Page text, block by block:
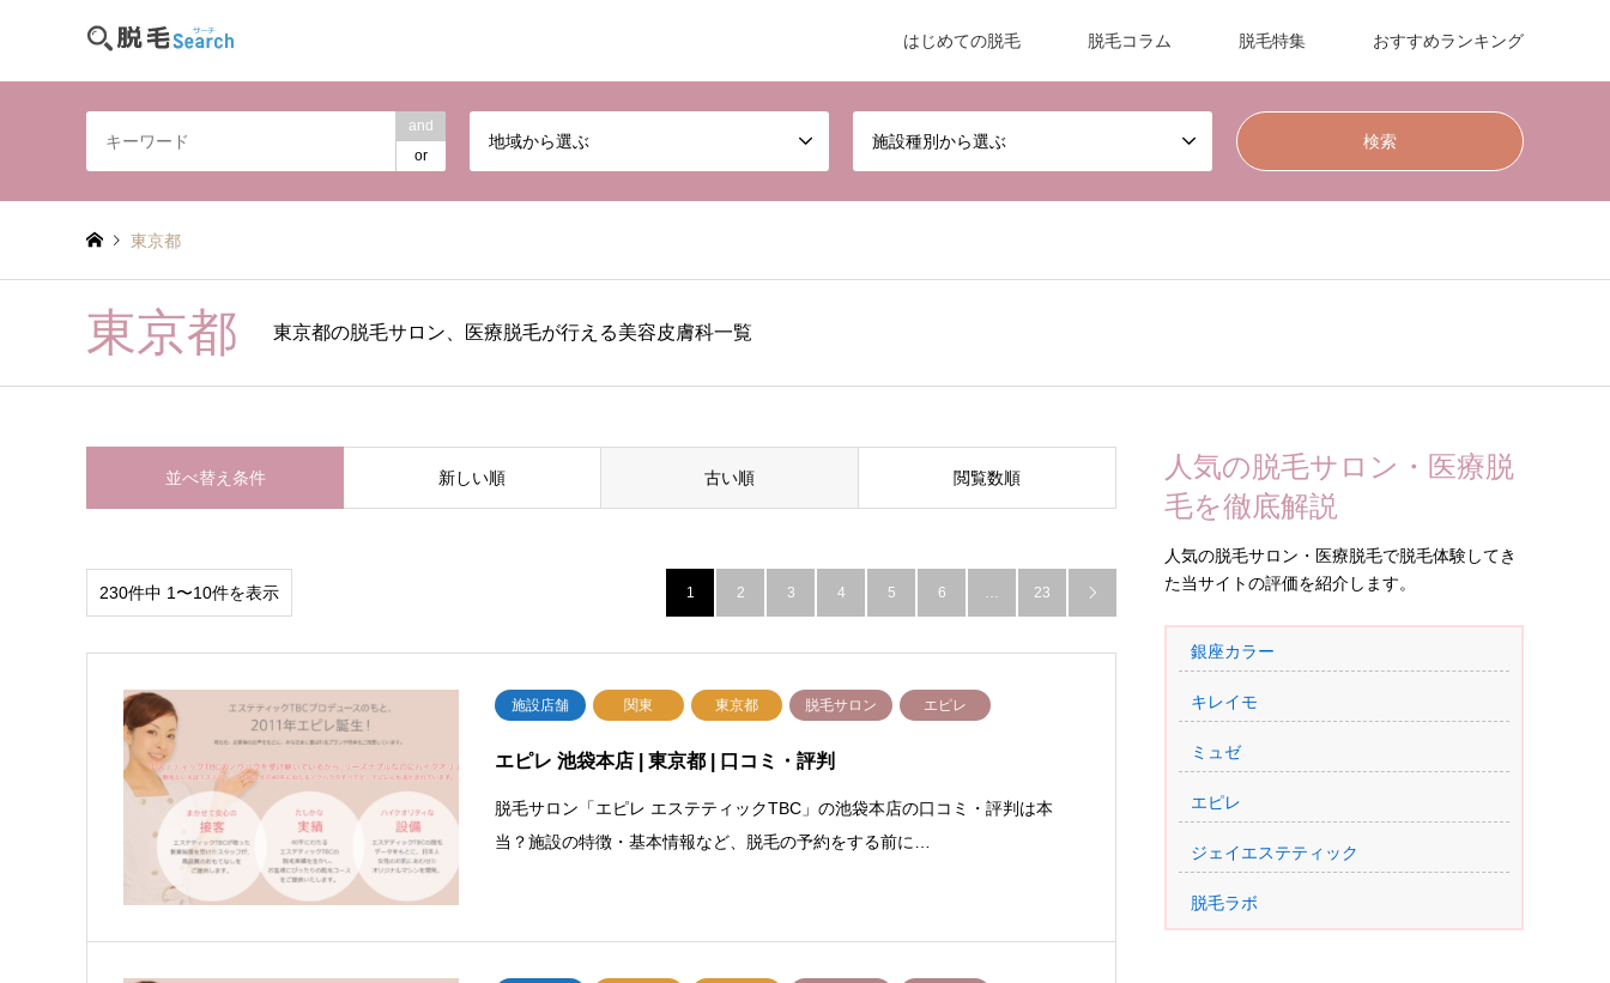
はじめての脱毛 脱毛コラム 脱毛特集 おすすめランキング
and
or
地域から選ぶ 施設種別から選ぶ
東京都
東京都 東京都の脱毛サロン、医療脱毛が行える美容皮膚科一覧
並べ替え条件 新しい順 古い順 閲覧数順
230件中 1〜10件を表示 1 2 3 4 5 6 … 23 
施設店舗 関東 東京都 脱毛サロン エピレ
エピレ 池袋本店 | 東京都 | 口コミ・評判
脱毛サロン「エピレ エステティックTBC」の池袋本店の口コミ・評判は本
当？施設の特徴・基本情報など、脱毛の予約をする前に…
人気の脱毛サロン・医療脱
毛を徹底解説
人気の脱毛サロン・医療脱毛で脱毛体験してき
た当サイトの評価を紹介します。
銀座カラー
キレイモ
ミュゼ
エピレ
ジェイエステティック
脱毛ラボ